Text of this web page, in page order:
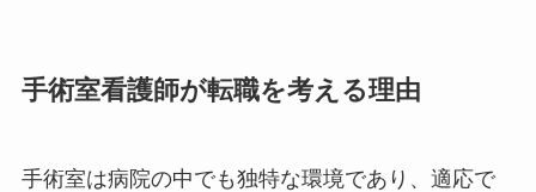
手術室看護師が転職を考える理由
手術室は病院の中でも独特な環境であり、適応で